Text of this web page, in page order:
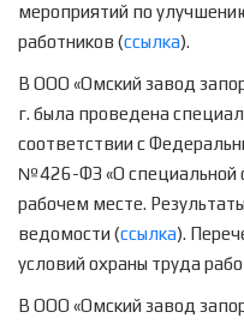
мероприятий по
работников (ссылка).
В ООО «Омский завод
г. была проведена
соответствии с
№426-ФЗ «О специальной
рабочем месте.
ведомости (ссылка).
условий охраны труда
В ООО «Омский завод